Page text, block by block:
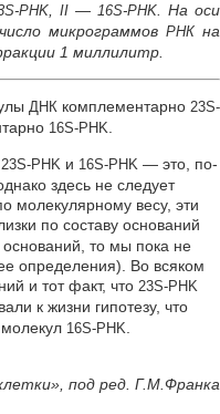
PHK II — 16S-PHK
. На оси
микрограммов РНК на
1 миллилитр.
ДНК комплементарно 23S-
16S-PHK
23S-PHK и 16S-PHK — это, по-
здесь не следует
молекулярному весу, эти
по составу оснований
оснований, то мы пока не
определения). Во всяком
и тот факт, что 23S-PHK
к жизни гипотезу, что
молекул 16S-PHK
под ред. Г.М.Франка